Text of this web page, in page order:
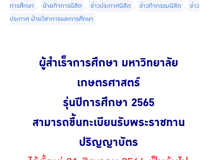
การศึกษา , ฝ่ายกิจการนิสิต , ข่าวประกาศนิสิต , ข่าวกิจกรรมนิสิต , ข่าว
ประกาศ ฝ่ายวิชาการและการศึกษา
ผู้สำเร็จการศึกษา มหาวิทยาลัย
เกษตรศาสตร์
รุ่นปีการศึกษา 2565
สามารถขึ้นทะเบียนรับพระราชทาน
ปริญญาบัตร